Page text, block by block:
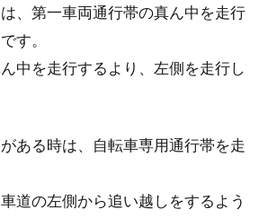
、第一車両通行帯の真ん中を走行
す。
中を走行するより、左側を走行し
ある時は、自転車専用通行帯を走
道の左側から追い越しをするよう